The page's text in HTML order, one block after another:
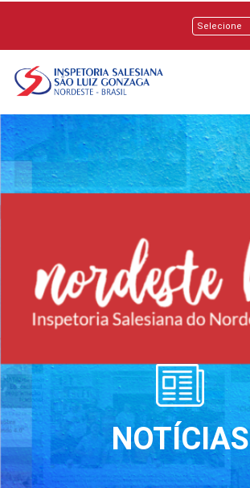
NOTÍCIAS